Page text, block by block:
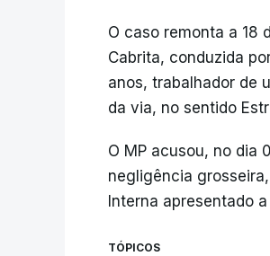
O caso remonta a 18
Cabrita, conduzida
anos, trabalhador de
da via, no sentido
O MP acusou, no dia
negligência
Interna apresentado
TÓPICOS